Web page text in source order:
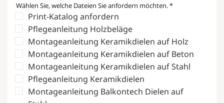
Wählen Sie, welche Dateien Sie anfordern möchten.*
Print-Katalog anfordern
Pflegeanleitung Holzbeläge
Montageanleitung Keramikdielen auf Holz
Montageanleitung Keramikdielen auf Beton
Montageanleitung Keramikdielen auf Stahl
Pflegeanleitung Keramikdielen
Montageanleitung Balkontech Dielen auf